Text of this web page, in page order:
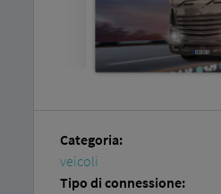
Categoria:
veicoli
Tipo di connessione: